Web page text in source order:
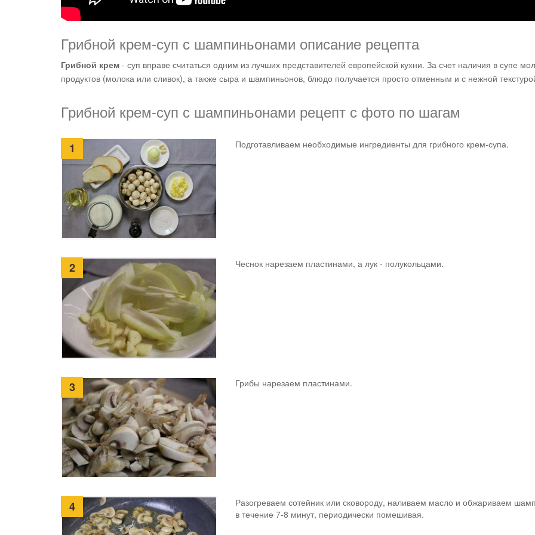
Грибной крем-суп с шампиньонами описание рецепта
Грибной крем - суп вправе считаться одним из лучших представителей европейской кухни. За счет наличия в супе
продуктов (молока или сливок), а также сыра и шампиньонов, блюдо получается просто отменным и с нежной
Грибной крем-суп с шампиньонами рецепт с фото по шагам
1 Подготавливаем необходимые ингредиенты для грибного крем-супа.
2 Чеснок нарезаем пластинами, а лук - полукольцами.
3 Грибы нарезаем пластинами.
4
Разогреваем сотейник или сковороду, наливаем масло и обжариваем
в течение 7-8 минут, периодически помешивая.